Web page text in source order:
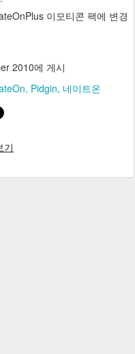
이모티콘 팩에 변경
2010에 게시
Pidgin 네이트온
기